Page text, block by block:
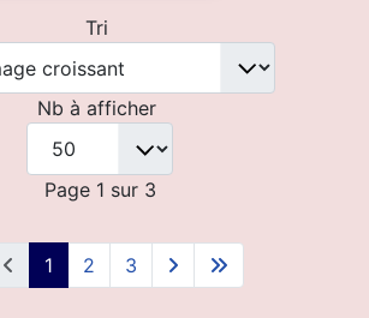
Tri
Nb à afficher
Page 1 sur 3
1 2 3